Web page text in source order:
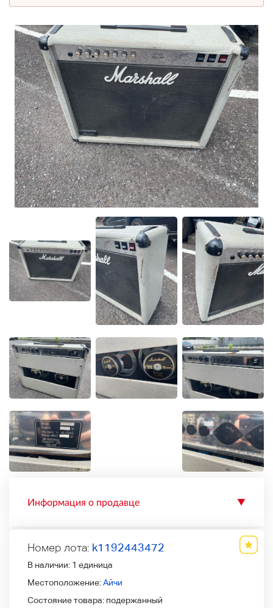
Информация о продавце ▼
Номер лота: k1192443472
В наличии: 1 единица
Местоположение:Айчи
Состояние товара: подержанный